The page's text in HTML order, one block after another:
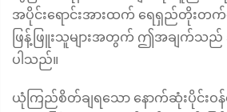
အပိုင်းရောင်းအားထက် ရေရှည်တိုးတက်
ဖြန့်ဖြူးသူများအတွက် ဤအချက်သည်
ပါသည်။
ယုံကြည်စိတ်ချရသော နောက်ဆုံးပိုင်းဝန်ဆ